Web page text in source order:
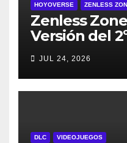
HOYOVERSE ZENLESS
Zenless
Versión del
29 de julio –
todos los
personajes
JUL 24, 2026
DLC VIDEOJUEGOS